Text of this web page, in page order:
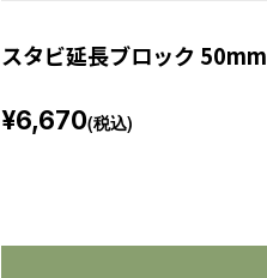
スタビ延長ブロック 50mm
¥6,670(税込)